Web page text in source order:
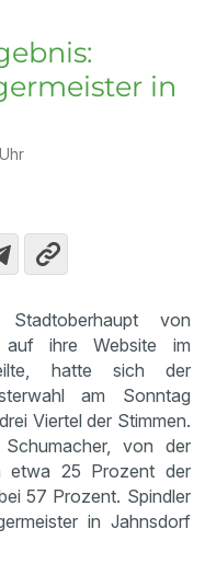
in
von
auf ihre Website im
hatte sich der
am Sonntag
Viertel der Stimmen.
von der
etwa 25 Prozent der
57 Prozent. Spindler
in Jahnsdorf